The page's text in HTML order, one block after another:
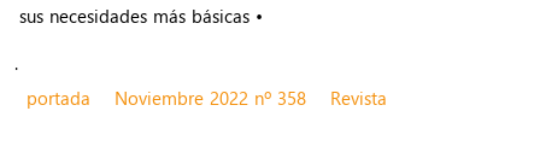
sus necesidades más básicas •
.
portada
Noviembre 2022 nº 358 Revista